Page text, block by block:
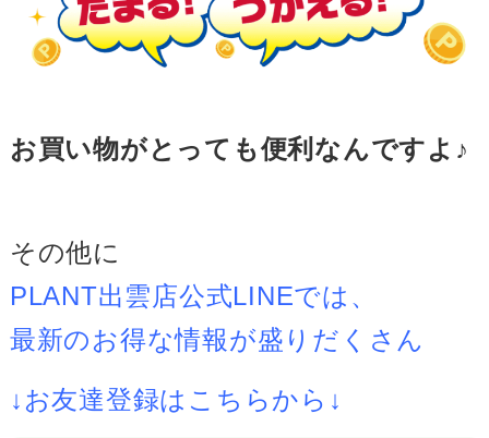
お買い物がとっても便利なんですよ♪
その他に
PLANT出雲店公式LINEでは、
最新のお得な情報が盛りだくさん
↓お友達登録はこちらから↓